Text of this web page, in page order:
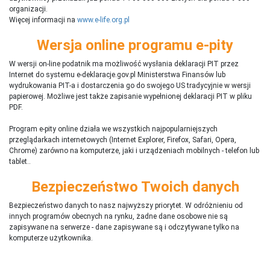
organizacji.
Więcej informacji na www.e-life.org.pl
Wersja online programu e-pity
W wersji on-line podatnik ma możliwość wysłania deklaracji PIT przez
Internet do systemu e-deklaracje.gov.pl Ministerstwa Finansów lub
wydrukowania PIT-a i dostarczenia go do swojego US tradycyjnie w wersji
papierowej. Możliwe jest także zapisanie wypełnionej deklaracji PIT w pliku
PDF.
Program e-pity online działa we wszystkich najpopularniejszych
przeglądarkach internetowych (Internet Explorer, Firefox, Safari, Opera,
Chrome) zarówno na komputerze, jaki i urządzeniach mobilnych - telefon lub
tablet..
Bezpieczeństwo Twoich danych
Bezpieczeństwo danych to nasz najwyższy priorytet. W odróżnieniu od
innych programów obecnych na rynku, żadne dane osobowe nie są
zapisywane na serwerze - dane zapisywane są i odczytywane tylko na
komputerze użytkownika.